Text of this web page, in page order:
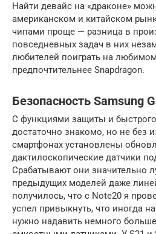
Найти девайс на «драконе»
американском и китайском
чипами проще — разница в
повседневных задач в них
любителей поиграть на
предпочтительнее Snapdragon.
Безопасность Samsung
С функциями защиты и
достаточно знакомо, но не без
смартфонах установлены
дактилоскопические датчики
Срабатывают они значительно
предыдущих моделей даже
получилось, что с Note20 я
успел привыкнуть, что иногда
нужно надавить немного